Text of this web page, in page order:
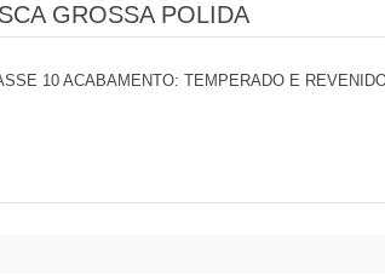
GROSSA POLIDA
10 ACABAMENTO: TEMPERADO E